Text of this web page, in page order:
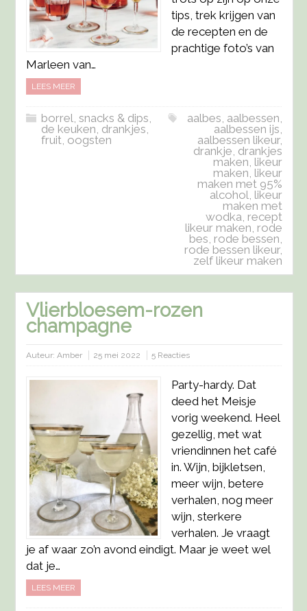
tips, trek krijgen van
de recepten en de
prachtige foto’s van
Marleen van…
LEES MEER
borrel, snacks & dips
de keuken drankjes
fruit oogsten
aalbes aalbessen
aalbessen ijs
aalbessen likeur,
drankje drankjes
maken likeur
maken likeur
maken met 95%
alcohol likeur
maken met
wodka recept
likeur maken rode
bes rode bessen
rode bessen likeur,
zelf likeur maken
Vlierbloesem-rozen
champagne
Auteur: Amber 25 mei 2022 5 Reacties
Party-hardy. Dat
deed het Meisje
vorig weekend. Heel
gezellig, met wat
vriendinnen het café
in. Wijn, bijkletsen,
meer wijn, betere
verhalen, nog meer
wijn, sterkere
verhalen. Je vraagt
je af waar zo’n avond eindigt. Maar je weet wel
dat je…
LEES MEER